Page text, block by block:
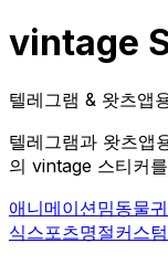
vintage
텔레그램 & 왓츠앱
텔레그램과 왓츠앱
의 vintage 스티커
애니메이션밈동물
식스포츠명절커스